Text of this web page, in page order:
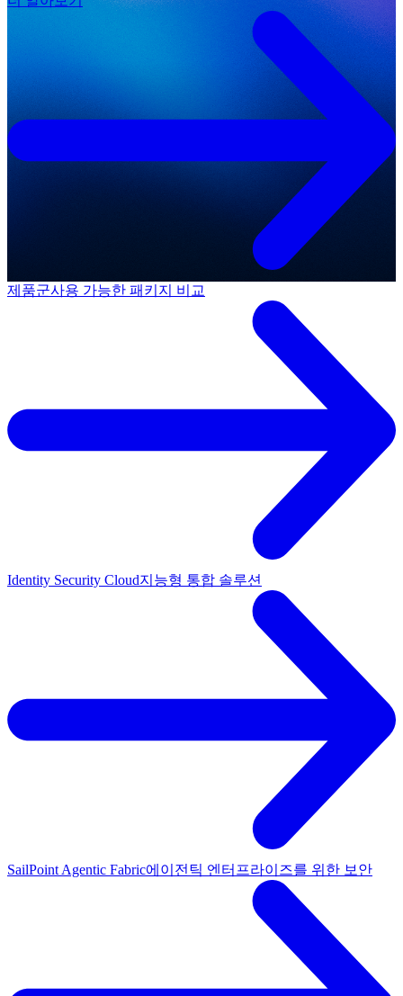
제품군사용 가능한 패키지 비교
Identity Security Cloud지능형 통합 솔루션
SailPoint Agentic Fabric에이전틱 엔터프라이즈를 위한 보안